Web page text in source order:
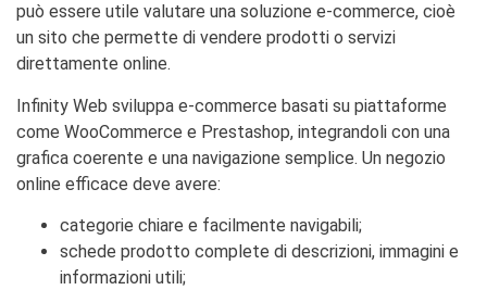
può essere utile valutare una soluzione e-commerce, cioè
un sito che permette di vendere prodotti o servizi
direttamente online.
Infinity Web sviluppa e-commerce basati su piattaforme
come WooCommerce e Prestashop, integrandoli con una
grafica coerente e una navigazione semplice. Un negozio
online efficace deve avere:
categorie chiare e facilmente navigabili;
schede prodotto complete di descrizioni, immagini e
informazioni utili;